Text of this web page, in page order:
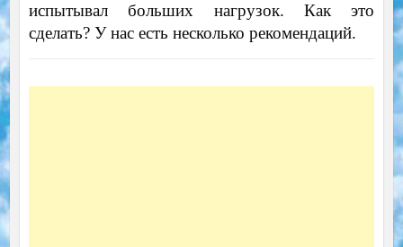
испытывал больших нагрузок. Как это
сделать? У нас есть несколько рекомендаций.